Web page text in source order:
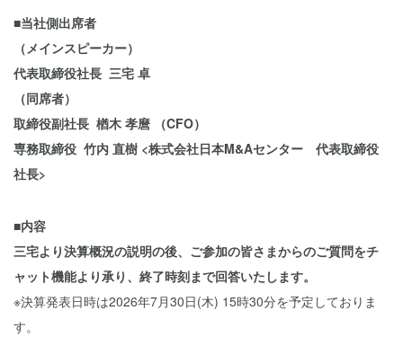
■当社側出席者
（メインスピーカー）
代表取締役社長 三宅 卓
（同席者）
取締役副社長 楢木 孝麿 （CFO）
専務取締役 竹内 直樹 <株式会社日本M&Aセンター 代表取締役
社長>
■内容
三宅より決算概況の説明の後、ご参加の皆さまからのご質問をチ
ャット機能より承り、終了時刻まで回答いたします。
※決算発表日時は2026年7月30日(木) 15時30分を予定しておりま
す。